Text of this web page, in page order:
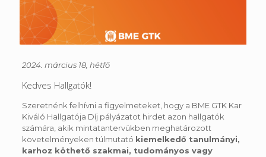
2024. március 18, hétfő
Kedves Hallgatók!
Szeretnénk felhívni a figyelmeteket, hogy a BME GTK Kar
Kiváló Hallgatója Díj pályázatot hirdet azon hallgatók
számára, akik mintatantervükben meghatározott
követelményeken túlmutató kiemelkedő tanulmányi,
karhoz köthető szakmai, tudományos vagy